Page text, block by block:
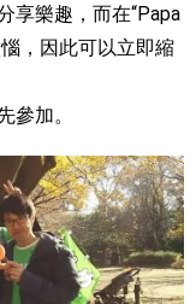
享樂趣，而在“Papa
，因此可以立即縮
參加。